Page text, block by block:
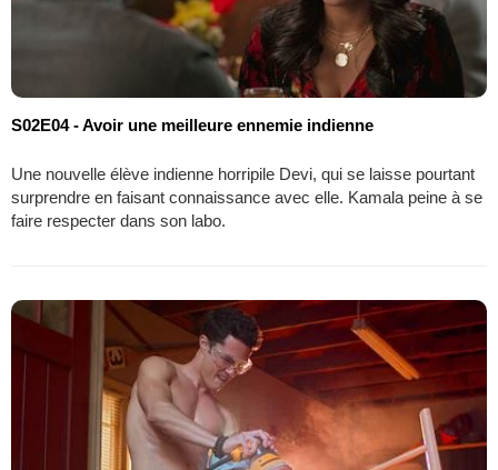
S02E04 - Avoir une meilleure ennemie indienne
Une nouvelle élève indienne horripile Devi, qui se laisse pourtant
surprendre en faisant connaissance avec elle. Kamala peine à se
faire respecter dans son labo.